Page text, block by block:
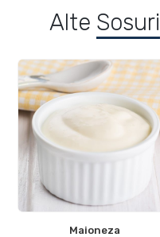
Alte Sosuri
Maioneza